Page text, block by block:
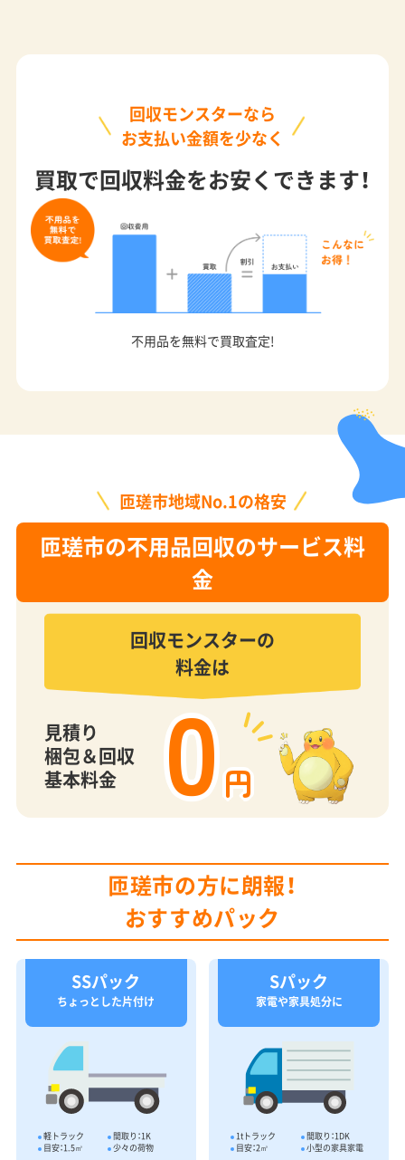
回収モンスターなら
お支払い金額を少なく
買取で回収料金をお安くできます！
不用品を無料で買取査定!
匝瑳市地域No.1の格安
匝瑳市の不用品回収のサービス料
金
回収モンスターの
料金は
見積り
梱包＆回収
基本料金
0円
匝瑳市の方に朗報！
おすすめパック
SSパック
ちょっとした片付け
軽トラック
間取り：1K
目安：1.5㎥
少々の荷物
Sパック
家電や家具処分に
1tトラック
間取り：1DK
目安：2㎥
小型の家具家電